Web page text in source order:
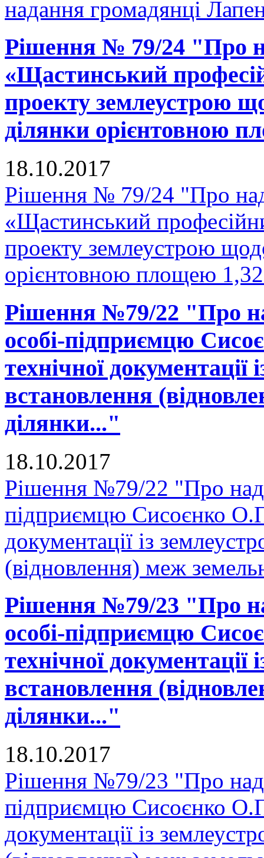
надання громадянці
Рішення № 79/24 "Про
«Щастинський
проекту землеустрою
ділянки орієнтовною
18.10.2017
Рішення № 79/24 "Про
«Щастинський
проекту землеустрою
орієнтовною площею
Рішення №79/22 "Про
особі-підприємцю
технічної
встановлення
ділянки..."
18.10.2017
Рішення №79/22 "Про
підприємцю Сисоєнко
документації із
(відновлення) меж
Рішення №79/23 "Про
особі-підприємцю
технічної
встановлення
ділянки..."
18.10.2017
Рішення №79/23 "Про
підприємцю Сисоєнко
документації із